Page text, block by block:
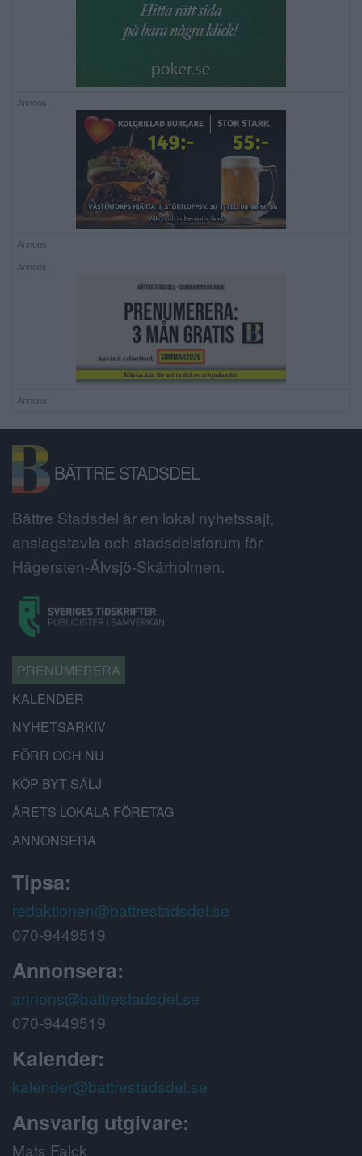
Annons:
Annons:
Annons:
Annons:
BÄTTRE STADSDEL
Bättre Stadsdel är en lokal nyhetssajt,
anslagstavla och stadsdelsforum för
Hägersten-Älvsjö-Skärholmen.
PRENUMERERA
KALENDER
NYHETSARKIV
FÖRR OCH NU
KÖP-BYT-SÄLJ
ÅRETS LOKALA FÖRETAG
ANNONSERA
Tipsa:
redaktionen@battrestadsdel.se
070-9449519
Annonsera:
annons@battrestadsdel.se
070-9449519
Kalender:
kalender@battrestadsdel.se
Ansvarig utgivare:
Mats Falck